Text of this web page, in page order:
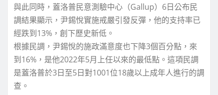
與此同時，蓋洛普民意測驗中心（Gallup）6日公布民
調結果顯示，尹錫悅實施戒嚴引發反彈，他的支持率已
經跌到13%，創下歷史新低。
根據民調，尹錫悅的施政滿意度也下降3個百分點，來
到16%，是他2022年5月上任以來的最低點。這項民調
是蓋洛普於3日至5日對1001位18歲以上成年人進行的調
查。